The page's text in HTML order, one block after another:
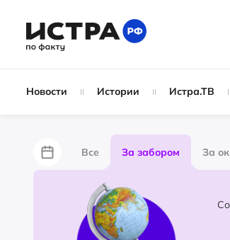
Новости Истории Истра.ТВ
Все За забором За
Лайфхаки
Народные новости